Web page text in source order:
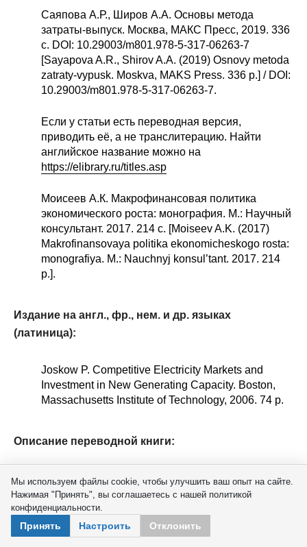
Саяпова А.Р., Широв А.А. Основы метода
затраты-выпуск. Москва, МАКС Пресс, 2019. 336
с. DOI: 10.29003/m801.978-5-317-06263-7
[Sayapova A.R., Shirov A.A. (2019) Osnovy metoda
zatraty-vypusk. Moskva, MAKS Press. 336 p.] / DOI:
10.29003/m801.978-5-317-06263-7.
Если у статьи есть переводная версия,
приводить её, а не транслитерацию. Найти
английское название можно на
https://elibrary.ru/titles.asp
Моисеев А.К. Макрофинансовая политика
экономического роста: монография. М.: Научный
консультант. 2017. 214 с. [Moiseev A.K. (2017)
Makrofinansovaya politika ekonomicheskogo rosta:
monografiya. M.: Nauchnyj konsul’tant. 2017. 214
p.].
Издание на англ., фр., нем. и др. языках
(латиница):
Joskow P. Competitive Electricity Markets and
Investment in New Generating Capacity. Boston,
Massachusetts Institute of Technology, 2006. 74 p.
Описание переводной книги:
В русском переводном издании написание фамилий
давать на иностранном языке, а не
транслитерировать переведенные на русский
фамилии.
Мы используем файлы cookie, чтобы улучшить ваш опыт на сайте.
Нажимая "Принять", вы соглашаетесь с нашей политикой
конфиденциальности.
Принять Настроить Отклонить